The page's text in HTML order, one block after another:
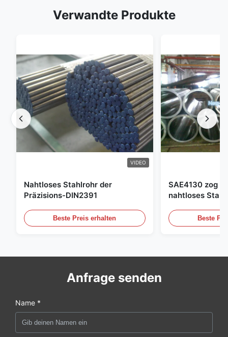
Verwandte Produkte
VIDEO
Nahtloses Stahlrohr der
Präzisions-DIN2391
Beste Preis erhalten
SAE4130 zog
nahtloses
Beste
Anfrage senden
Name *